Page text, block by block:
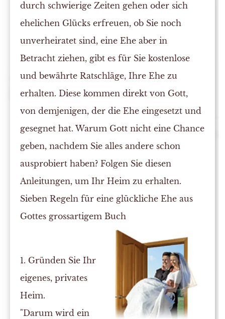
durch schwierige Zeiten gehen oder sich
ehelichen Glücks erfreuen, ob Sie noch
unverheiratet sind, eine Ehe aber in
Betracht ziehen, gibt es für Sie kostenlose
und bewährte Ratschläge, Ihre Ehe zu
erhalten. Diese kommen direkt von Gott,
von demjenigen, der die Ehe eingesetzt und
gesegnet hat. Warum Gott nicht eine Chance
geben, nachdem Sie alles andere schon
ausprobiert haben? Folgen Sie diesen
Anleitungen, um Ihr Heim zu erhalten.
Sieben Regeln für eine glückliche Ehe aus
Gottes grossartigem Buch
1. Gründen Sie Ihr
eigenes, privates
Heim.
"Darum wird ein